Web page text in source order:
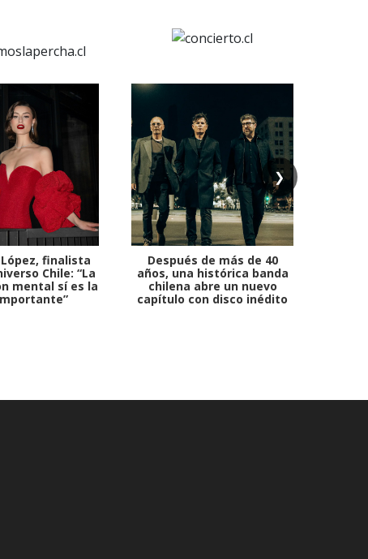
❯
finalista
Chile: “La
mental sí es la
Después de más de 40
años, una histórica banda
chilena abre un nuevo
capítulo con disco inédito